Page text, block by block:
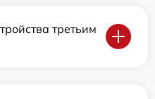
третьим